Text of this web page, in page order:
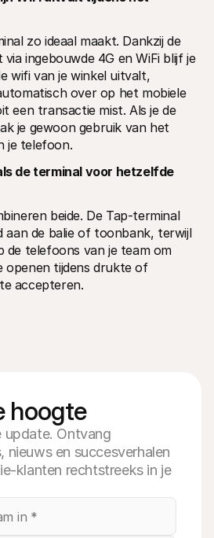
zo ideaal maakt. Dankzij de
ingebouwde 4G en WiFi blijf je
wifi van je winkel uitvalt,
over op het mobiele
een transactie mist. Als je de
je gewoon gebruik van het
je telefoon.
de terminal voor hetzelfde
beide. De Tap-terminal
aan de balie of toonbank, terwijl
de telefoons van je team om
tijdens drukte of
accepteren.
hoogte
update. Ontvang
nieuws en succesverhalen
klanten rechtstreeks in je